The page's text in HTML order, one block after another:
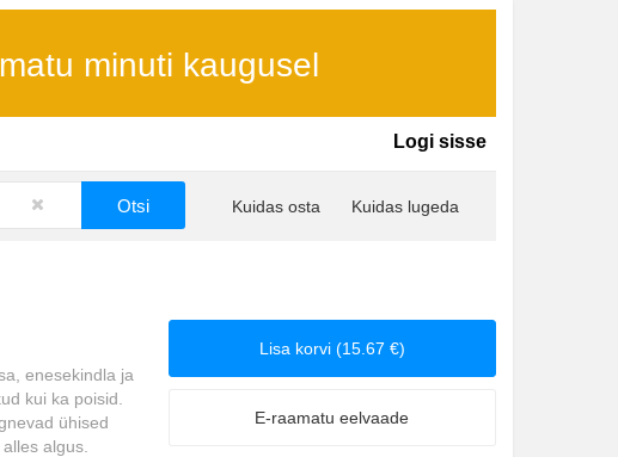
minuti kaugusel
Logi sisse
Kuidas osta Kuidas lugeda
Lisa korvi (15.67 €)
E-raamatu eelvaade
enesekindla ja
kui ka poisid.
ühised
algus.